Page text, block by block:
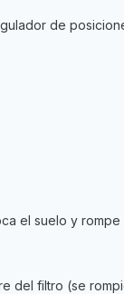
de
el suelo y
del filtro (se